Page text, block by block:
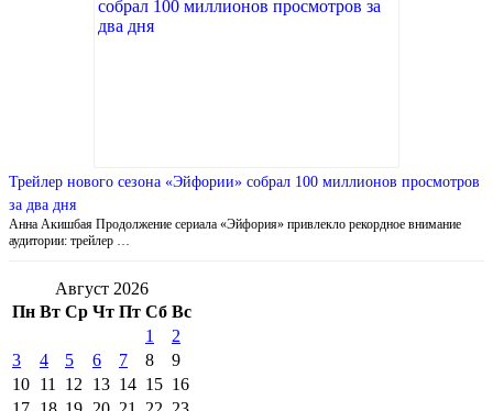
Трейлер нового сезона «Эйфории» собрал 100 миллионов просмотров
за два дня
Анна Акишбая Продолжение сериала «Эйфория» привлекло рекордное внимание
аудитории: трейлер …
Август 2026
Пн Вт Ср Чт Пт Сб Вс
1
2
3
4 5 6 7 8
9
10 11 12 13 14 15 16